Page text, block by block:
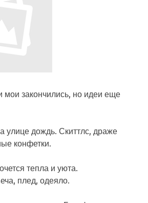
мои закончились, но идеи еще
улице дождь . Скиттлс, драже
конфетки.
тепла и уюта
плед, одеяло.